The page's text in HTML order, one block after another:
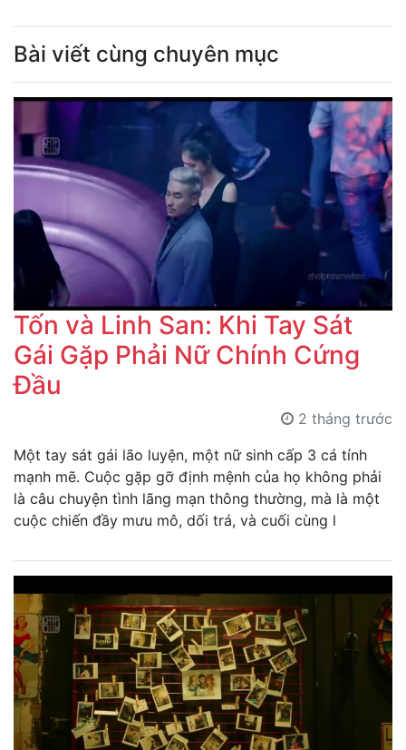
Bài viết cùng chuyên mục
Tốn và Linh San: Khi Tay Sát
Gái Gặp Phải Nữ Chính Cứng
Đầu
2 tháng trước
Một tay sát gái lão luyện, một nữ sinh cấp 3 cá tính
mạnh mẽ. Cuộc gặp gỡ định mệnh của họ không phải
là câu chuyện tình lãng mạn thông thường, mà là một
cuộc chiến đầy mưu mô, dối trá, và cuối cùng l